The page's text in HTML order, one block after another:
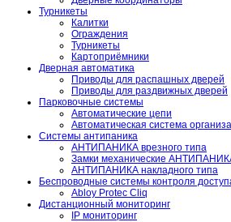
Турникеты
Калитки
Ограждения
Турникеты
Картоприёмники
Дверная автоматика
Приводы для распашных дверей
Приводы для раздвижных дверей
Парковочные системы
Автоматические цепи
Автоматическая система
Системы антипаника
АНТИПАНИКА врезного типа
Замки механические
АНТИПАНИКА накладного типа
Беспроводные системы контроля
Abloy Protec Cliq
Дистанционный мониторинг
IP мониторинг